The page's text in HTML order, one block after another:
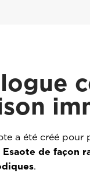
a été créé pour
Esaote de façon
.